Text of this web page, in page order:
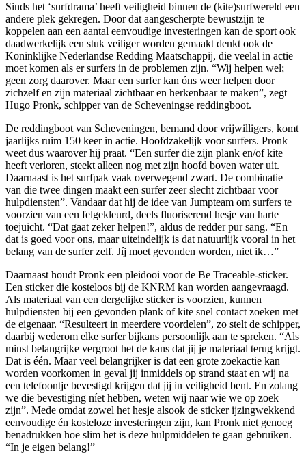
Sinds het ‘surfdrama’ heeft veiligheid binnen de (kite)surfwereld een
andere plek gekregen. Door dat aangescherpte bewustzijn te
koppelen aan een aantal eenvoudige investeringen kan de sport ook
daadwerkelijk een stuk veiliger worden gemaakt denkt ook de
Koninklijke Nederlandse Redding Maatschappij, die veelal in actie
moet komen als er surfers in de problemen zijn. “Wij helpen wel;
geen zorg daarover. Maar een surfer kan óns weer helpen door
zichzelf en zijn materiaal zichtbaar en herkenbaar te maken”, zegt
Hugo Pronk, schipper van de Scheveningse reddingboot.
De reddingboot van Scheveningen, bemand door vrijwilligers, komt
jaarlijks ruim 150 keer in actie. Hoofdzakelijk voor surfers. Pronk
weet dus waarover hij praat. “Een surfer die zijn plank en/of kite
heeft verloren, steekt alleen nog met zijn hoofd boven water uit.
Daarnaast is het surfpak vaak overwegend zwart. De combinatie
van die twee dingen maakt een surfer zeer slecht zichtbaar voor
hulpdiensten”. Vandaar dat hij de idee van Jumpteam om surfers te
voorzien van een felgekleurd, deels fluoriserend hesje van harte
toejuicht. “Dat gaat zeker helpen!”, aldus de redder pur sang. “En
dat is goed voor ons, maar uiteindelijk is dat natuurlijk vooral in het
belang van de surfer zelf. Jíj moet gevonden worden, niet ik…”
Daarnaast houdt Pronk een pleidooi voor de Be Traceable-sticker.
Een sticker die kosteloos bij de KNRM kan worden aangevraagd.
Als materiaal van een dergelijke sticker is voorzien, kunnen
hulpdiensten bij een gevonden plank of kite snel contact zoeken met
de eigenaar. “Resulteert in meerdere voordelen”, zo stelt de schipper,
daarbij wederom elke surfer bijkans persoonlijk aan te spreken. “Als
minst belangrijke vergroot het de kans dat jij je materiaal terug krijgt.
Dat is één. Maar veel belangrijker is dat een grote zoekactie kan
worden voorkomen in geval jij inmiddels op strand staat en wij na
een telefoontje bevestigd krijgen dat jij in veiligheid bent. En zolang
we die bevestiging níet hebben, weten wij naar wie we op zoek
zijn”. Mede omdat zowel het hesje alsook de sticker ijzingwekkend
eenvoudige én kosteloze investeringen zijn, kan Pronk niet genoeg
benadrukken hoe slim het is deze hulpmiddelen te gaan gebruiken.
“In je eigen belang!”